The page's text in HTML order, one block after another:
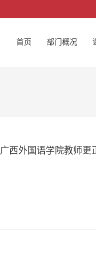
首页 部门概况
广西外国语学院教师更